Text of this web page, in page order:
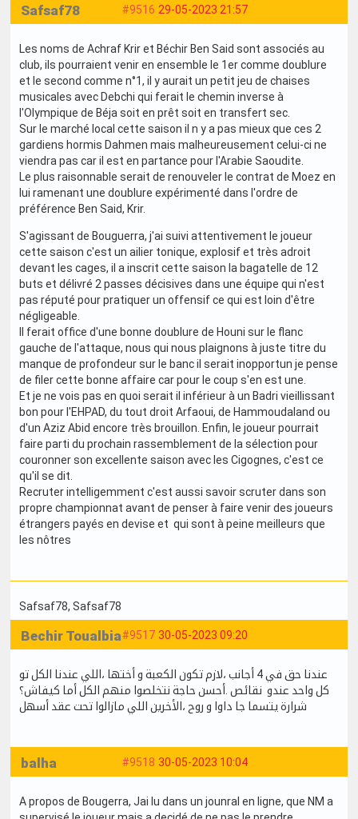
#9516 29-05-2023 21:57
Safsaf78
Les noms de Achraf Krir et Béchir Ben Said sont associés au
club, ils pourraient venir en ensemble le 1er comme doublure
et le second comme n°1, il y aurait un petit jeu de chaises
musicales avec Debchi qui ferait le chemin inverse à
l'Olympique de Béja soit en prêt soit en transfert sec.
Sur le marché local cette saison il n y a pas mieux que ces 2
gardiens hormis Dahmen mais malheureusement celui-ci ne
viendra pas car il est en partance pour l'Arabie Saoudite.
Le plus raisonnable serait de renouveler le contrat de Moez en
lui ramenant une doublure expérimenté dans l'ordre de
préférence Ben Said, Krir.
S'agissant de Bouguerra, j'ai suivi attentivement le joueur
cette saison c'est un ailier tonique, explosif et très adroit
devant les cages, il a inscrit cette saison la bagatelle de 12
buts et délivré 2 passes décisives dans une équipe qui n'est
pas réputé pour pratiquer un offensif ce qui est loin d'être
négligeable.
Il ferait office d'une bonne doublure de Houni sur le flanc
gauche de l'attaque, nous qui nous plaignons à juste titre du
manque de profondeur sur le banc il serait inopportun je pense
de filer cette bonne affaire car pour le coup s'en est une.
Et je ne vois pas en quoi serait il inférieur à un Badri vieillissant
bon pour l'EHPAD, du tout droit Arfaoui, de Hammoudaland ou
d'un Aziz Abid encore très brouillon. Enfin, le joueur pourrait
faire parti du prochain rassemblement de la sélection pour
couronner son excellente saison avec les Cigognes, c'est ce
qu'il se dit.
Recruter intelligemment c'est aussi savoir scruter dans son
propre championnat avant de penser à faire venir des joueurs
étrangers payés en devise et qui sont à peine meilleurs que
les nôtres
Safsaf78, Safsaf78
#9517 30-05-2023 09:20
Bechir Toualbia
عندنا حق في 4 أجانب ،لازم تكون الكعبة و أختها ،اللي عندنا الكل تو
كل واحد عندو نقائص .أحسن حاجة نتخلصوا منهم الكل أما كيفاش؟
شرارة يتسما جا داوا و روح ،الأخرين اللي مازالوا تحت عقد أسهل
#9518 30-05-2023 10:04
balha
A propos de Bougerra, Jai lu dans un jounral en ligne, que NM a